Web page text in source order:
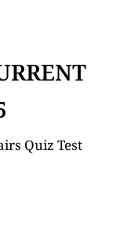
Quiz Test